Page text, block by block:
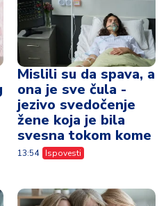
Mislili su da spava, a
ona je sve čula -
jezivo svedočenje
žene koja je bila
svesna tokom kome
13:54 Ispovesti